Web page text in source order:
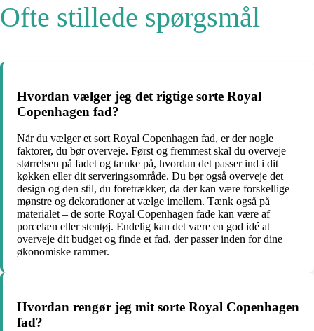
Ofte stillede spørgsmål
Hvordan vælger jeg det rigtige sorte Royal
Copenhagen fad?
Når du vælger et sort Royal Copenhagen fad, er der nogle
faktorer, du bør overveje. Først og fremmest skal du overveje
størrelsen på fadet og tænke på, hvordan det passer ind i dit
køkken eller dit serveringsområde. Du bør også overveje det
design og den stil, du foretrækker, da der kan være forskellige
mønstre og dekorationer at vælge imellem. Tænk også på
materialet – de sorte Royal Copenhagen fade kan være af
porcelæn eller stentøj. Endelig kan det være en god idé at
overveje dit budget og finde et fad, der passer inden for dine
økonomiske rammer.
Hvordan rengør jeg mit sorte Royal Copenhagen
fad?